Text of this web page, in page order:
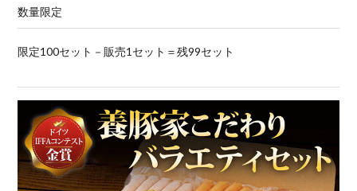
数量限定
限定100セット－販売1セット＝残99セット